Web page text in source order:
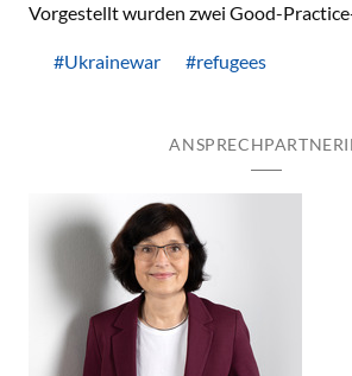
Vorgestellt wurden zwei Good-
#Ukrainewar #refugees